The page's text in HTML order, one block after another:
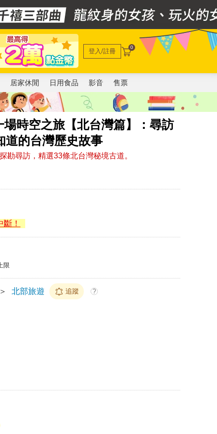
登入/註冊 0
居家休閒 日用食品 影音 售票
時空之旅【北台灣篇】：尋訪
道的台灣歷史故事
勘尋訪，精選33條北台灣秘境古道。
！
限
北部旅遊 追蹤 ?